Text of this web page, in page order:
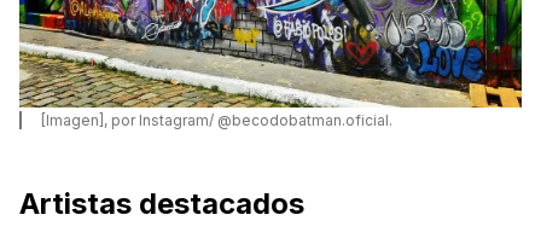
[Imagen], por Instagram/ @becodobatman.oficial.
Artistas destacados